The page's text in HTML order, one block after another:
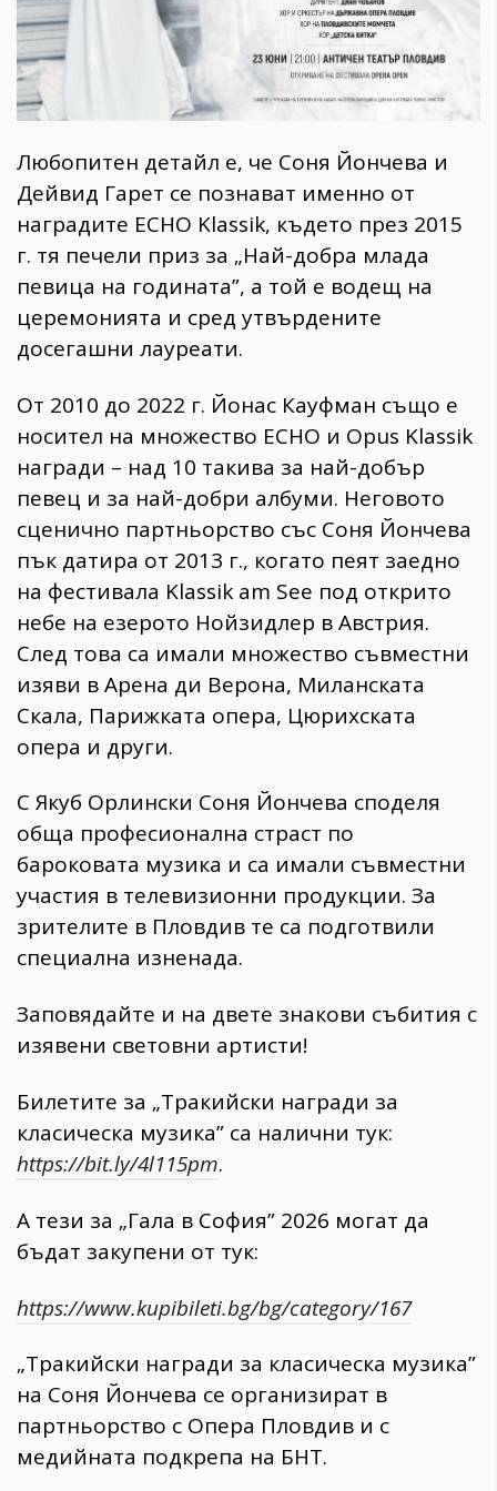
Любопитен детайл е, че Соня Йончева и
Дейвид Гарет се познават именно от
наградите ECHO Klassik, където през 2015
г. тя печели приз за „Най-добра млада
певица на годината”, а той е водещ на
церемонията и сред утвърдените
досегашни лауреати.
От 2010 до 2022 г. Йонас Кауфман също е
носител на множество ECHO и Opus Klassik
награди – над 10 такива за най-добър
певец и за най-добри албуми. Неговото
сценично партньорство със Соня Йончева
пък датира от 2013 г., когато пеят заедно
на фестивала Klassik am See под открито
небе на езерото Нойзидлер в Австрия.
След това са имали множество съвместни
изяви в Арена ди Верона, Миланската
Скала, Парижката опера, Цюрихската
опера и други.
С Якуб Орлински Соня Йончева споделя
обща професионална страст по
бароковата музика и са имали съвместни
участия в телевизионни продукции. За
зрителите в Пловдив те са подготвили
специална изненада.
Заповядайте и на двете знакови събития с
изявени световни артисти!
Билетите за „Тракийски награди за
класическа музика” са налични тук:
https://bit.ly/4l115pm.
А тези за „Гала в София” 2026 могат да
бъдат закупени от тук:
https://www.kupibileti.bg/bg/category/167
„Тракийски награди за класическа музика”
на Соня Йончева се организират в
партньорство с Опера Пловдив и с
медийната подкрепа на БНТ.